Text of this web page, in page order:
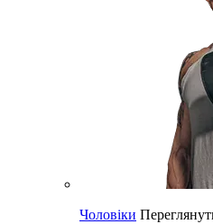
Чоловіки